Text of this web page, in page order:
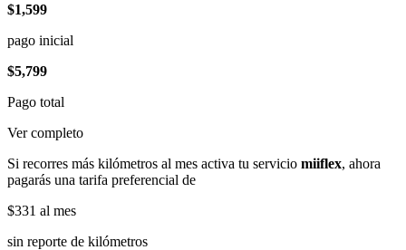
$1,599
pago inicial
$5,799
Pago total
Ver completo
Si recorres más kilómetros al mes activa tu servicio miiflex, ahora
pagarás una tarifa preferencial de
$331 al mes
sin reporte de kilómetros